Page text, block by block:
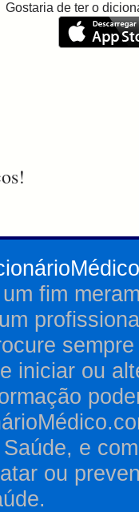
Gostaria de ter o
fim
iniciar ou
e
ou